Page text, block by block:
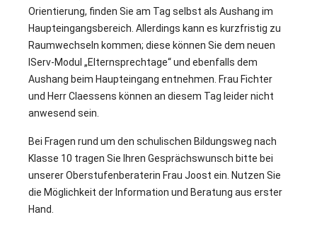
Orientierung, finden Sie am Tag selbst als Aushang im
Haupteingangsbereich. Allerdings kann es kurzfristig zu
Raumwechseln kommen; diese können Sie dem neuen
IServ-Modul „Elternsprechtage“ und ebenfalls dem
Aushang beim Haupteingang entnehmen. Frau Fichter
und Herr Claessens können an diesem Tag leider nicht
anwesend sein.
Bei Fragen rund um den schulischen Bildungsweg nach
Klasse 10 tragen Sie Ihren Gesprächswunsch bitte bei
unserer Oberstufenberaterin Frau Joost ein. Nutzen Sie
die Möglichkeit der Information und Beratung aus erster
Hand.